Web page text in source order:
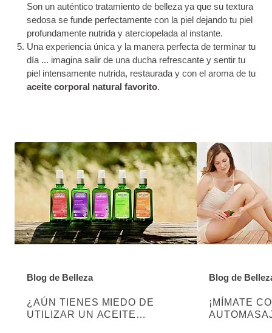
Son un auténtico tratamiento de belleza ya que su textura
sedosa se funde perfectamente con la piel dejando tu piel
profundamente nutrida y aterciopelada al instante.
Una experiencia única y la manera perfecta de terminar tu
día ... imagina salir de una ducha refrescante y sentir tu
piel intensamente nutrida, restaurada y con el aroma de tu
aceite corporal natural favorito.
¿AÚN TIENES MIEDO DE
UTILIZAR UN ACEITE
DESCUBRE MÁS SOBRE ESTA CATEGORÍA:
Blog de Belleza
¡MÍMATE
DESCUBRE
Blog de